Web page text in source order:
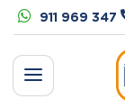
 911 969 347
a